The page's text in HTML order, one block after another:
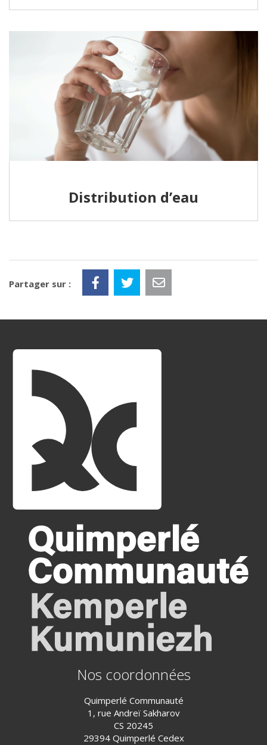
Distribution d’eau
Partager sur :
Nos coordonnées
Quimperlé Communauté
1, rue Andreï Sakharov
CS 20245
29394 Quimperlé Cedex